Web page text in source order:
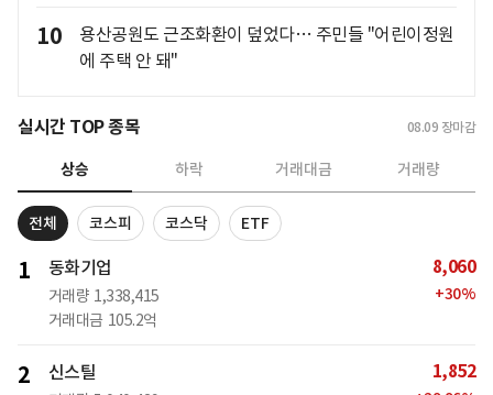
10
용산공원도 근조화환이 덮었다… 주민들 "어린이정원
에 주택 안 돼"
실시간 TOP 종목 08.09 장마감
상승 하락 거래대금 거래량
전체 코스피 코스닥 ETF
1 동화기업
거래량 1,338,415
거래대금 105.2억
8,060
+30%
2 신스틸 1,852